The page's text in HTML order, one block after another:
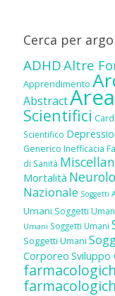
Cerca per
ADHDAltre
Apprendimento
Abstract
Scientifici
Scientifico
Generico Inefficacia
di Sanità
Mortalità
Nazionale Soggetti
Umani Soggetti
Umani Soggetti Umani
Soggetti Umani
Corporeo Sviluppo